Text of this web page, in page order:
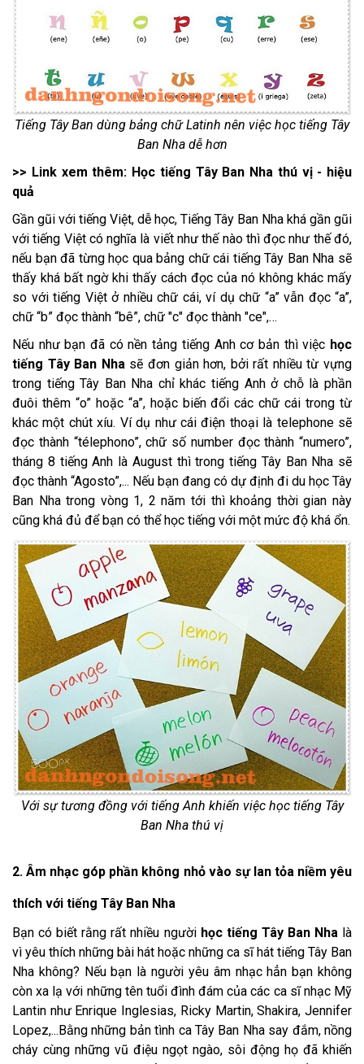
Tiếng Tây Ban dùng bảng chữ Latinh nên việc học tiếng Tây
Ban Nha dễ hơn
>> Link xem thêm: Học tiếng Tây Ban Nha thú vị - hiệu
quả
Gần gũi với tiếng Việt, dễ học, Tiếng Tây Ban Nha khá gần gũi
với tiếng Việt có nghĩa là viết như thế nào thì đọc như thế đó,
nếu bạn đã từng học qua bảng chữ cái tiếng Tây Ban Nha sẽ
thấy khá bất ngờ khi thấy cách đọc của nó không khác mấy
so với tiếng Việt ở nhiều chữ cái, ví dụ chữ “a” vẫn đọc “a”,
chữ “b” đọc thành “bê”, chữ "c" đọc thành "ce",…
Nếu như bạn đã có nền tảng tiếng Anh cơ bản thì việc học
tiếng Tây Ban Nhasẽ đơn giản hơn, bởi rất nhiều từ vựng
trong tiếng Tây Ban Nha chỉ khác tiếng Anh ở chỗ là phần
đuôi thêm “o” hoặc “a”, hoặc biến đổi các chữ cái trong từ
khác một chút xíu. Ví dụ như cái điện thoại là telephone sẽ
đọc thành “télephono”, chữ số number đọc thành “numero”,
tháng 8 tiếng Anh là August thì trong tiếng Tây Ban Nha sẽ
đọc thành “Agosto”,... Nếu bạn đang có dự định đi du học Tây
Ban Nha trong vòng 1, 2 năm tới thì khoảng thời gian này
cũng khá đủ để bạn có thể học tiếng với một mức độ khá ổn.
Với sự tương đồng với tiếng Anh khiến việc học tiếng Tây
Ban Nha thú vị
2. Âm nhạc góp phần không nhỏ vào sự lan tỏa niềm yêu
thích với tiếng Tây Ban Nha
Bạn có biết rằng rất nhiều người học tiếng Tây Ban Nhalà
vì yêu thích những bài hát hoặc những ca sĩ hát tiếng Tây Ban
Nha không? Nếu bạn là người yêu âm nhạc hẳn bạn không
còn xa lạ với những tên tuổi đình đám của các ca sĩ nhạc Mỹ
Lantin như Enrique Inglesias, Ricky Martin, Shakira, Jennifer
Lopez,...Bằng những bản tình ca Tây Ban Nha say đắm, nồng
cháy cùng những vũ điệu ngọt ngào, sôi động họ đã khiến